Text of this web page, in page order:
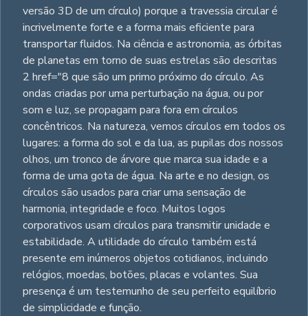
versão 3D de um círculo) porque a travessia circular é
incrivelmente forte e a forma mais eficiente para
transportar fluidos. Na ciência e astronomia, as órbitas
de planetas em torno de suas estrelas são descritas
2 href="8 que são um primo próximo do círculo. As
ondas criadas por uma perturbação na água, ou por
som e luz, se propagam para fora em círculos
concêntricos. Na natureza, vemos círculos em todos os
lugares: a forma do sol e da lua, as pupilas dos nossos
olhos, um tronco de árvore que marca sua idade e a
forma de uma gota de água. Na arte e no design, os
círculos são usados para criar uma sensação de
harmonia, integridade e foco. Muitos logos
corporativos usam círculos para transmitir unidade e
estabilidade. A utilidade do círculo também está
presente em inúmeros objetos cotidianos, incluindo
relógios, moedas, botões, placas e volantes. Sua
presença é um testemunho de seu perfeito equilíbrio
de simplicidade e função.